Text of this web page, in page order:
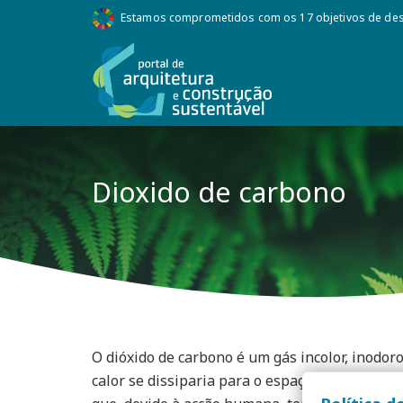
Estamos comprometidos com os 17 objetivos de
Dioxido de carbono
O dióxido de carbono é um gás incolor,
calor se dissiparia para o espaço. O que